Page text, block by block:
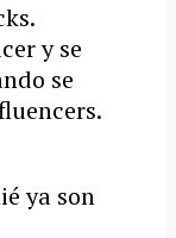
y se
se
ya son